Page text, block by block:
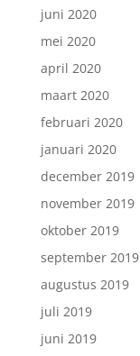
juni 2020
mei 2020
april 2020
maart 2020
februari 2020
januari 2020
december 2019
november 2019
oktober 2019
september 2019
augustus 2019
juli 2019
juni 2019